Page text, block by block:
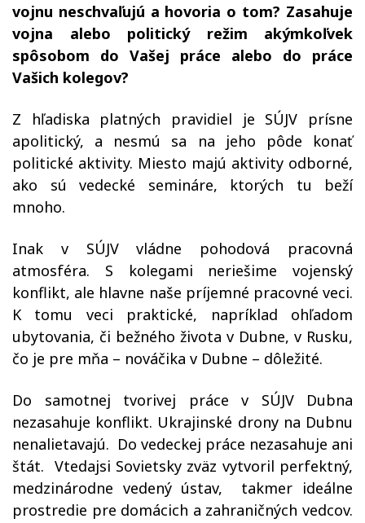
vojnu neschvaľujú a hovoria o tom? Zasahuje
vojna alebo politický režim akýmkoľvek
spôsobom do Vašej práce alebo do práce
Vašich kolegov?
Z hľadiska platných pravidiel je SÚJV prísne
apolitický, a nesmú sa na jeho pôde konať
politické aktivity. Miesto majú aktivity odborné,
ako sú vedecké semináre, ktorých tu beží
mnoho.
Inak v SÚJV vládne pohodová pracovná
atmosféra. S kolegami neriešime vojenský
konflikt, ale hlavne naše príjemné pracovné veci.
K tomu veci praktické, napríklad ohľadom
ubytovania, či bežného života v Dubne, v Rusku,
čo je pre mňa – nováčika v Dubne – dôležité.
Do samotnej tvorivej práce v SÚJV Dubna
nezasahuje konflikt. Ukrajinské drony na Dubnu
nenalietavajú. Do vedeckej práce nezasahuje ani
štát. Vtedajsi Sovietsky zväz vytvoril perfektný,
medzinárodne vedený ústav, takmer ideálne
prostredie pre domácich a zahraničných vedcov.